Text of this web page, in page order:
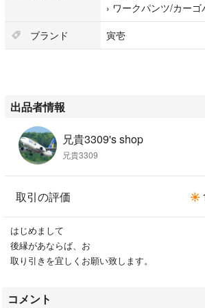
› ワークパンツ/カーゴ
ブランド
寅壱
出品者情報
兄貴3309's shop
兄貴3309
取引の評価
はじめまして
後縁があならば、お
取り引きを宜しくお願い致します。
コメント